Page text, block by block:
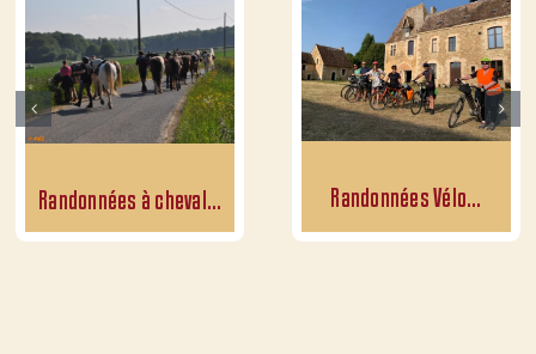
Randonnées à cheval… Randonnées Vélo…